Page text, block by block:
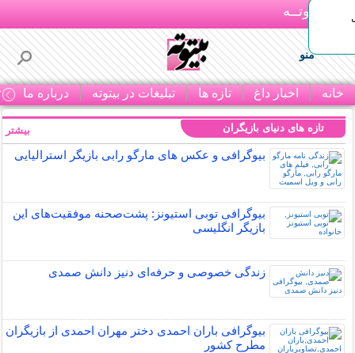
بـیتوتــه
منو
خانه اخبار داغ تازه ها تبلیغات در بیتوته درباره ما
تازه های دنیای بازیگران
بیوگرافی و عکس های مارگو رابی بازیگر استرالیایی
بیوگرافی توبی استیونز: پشت‌صحنه موفقیت‌های این
بازیگر انگلیسی
زندگی خصوصی و حرفه‌ای دنیز دانش صمدی
بیوگرافی باران احمدی دختر مهران احمدی از بازیگران
مطرح کشور
بیشتر